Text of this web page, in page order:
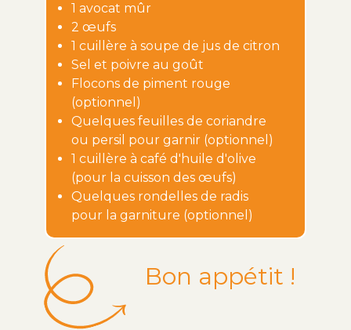
1 avocat mûr
2 œufs
1 cuillère à soupe de jus de citron
Sel et poivre au goût
Flocons de piment rouge
(optionnel)
Quelques feuilles de coriandre
ou persil pour garnir (optionnel)
1 cuillère à café d'huile d'olive
(pour la cuisson des œufs)
Quelques rondelles de radis
pour la garniture (optionnel)
Bon appétit !